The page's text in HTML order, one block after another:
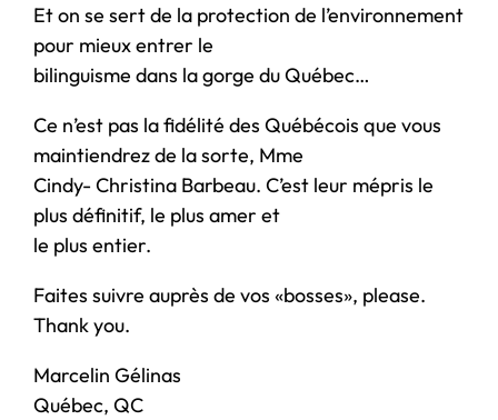
Et on se sert de la protection de l’environnement
pour mieux entrer le
bilinguisme dans la gorge du Québec…
Ce n’est pas la fidélité des Québécois que vous
maintiendrez de la sorte, Mme
Cindy- Christina Barbeau. C’est leur mépris le
plus définitif, le plus amer et
le plus entier.
Faites suivre auprès de vos «bosses», please.
Thank you.
Marcelin Gélinas
Québec, QC